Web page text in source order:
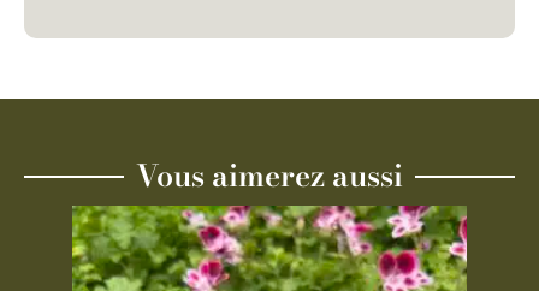
Vous aimerez aussi